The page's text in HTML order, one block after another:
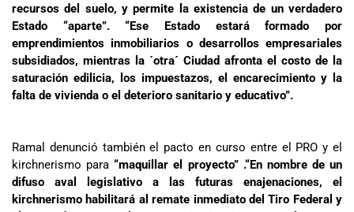
recursos del suelo, y permite la existencia de un verdadero
Estado “aparte”. “Ese Estado estará formado por
emprendimientos inmobiliarios o desarrollos empresariales
subsidiados, mientras la ´otra´ Ciudad afronta el costo de la
saturación edilicia, los impuestazos, el encarecimiento y la
falta de vivienda o el deterioro sanitario y educativo”.
Ramal denunció también el pacto en curso entre el PRO y el
kirchnerismo para“maquillar el proyecto” .“En nombre de un
difuso aval legislativo a las futuras enajenaciones, el
kirchnerismo habilitará al remate inmediato del Tiro Federal y